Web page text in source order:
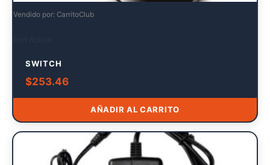
Vendido por: CarritoClub
SWITCH
$253.46
AÑADIR AL CARRITO